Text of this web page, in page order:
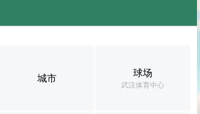
城市 球场
武汉体育中心